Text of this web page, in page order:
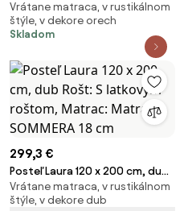
Rošt: Bez roštu, Matrac:
Matrac COCO MAXI 20 cm
Vrátane matraca, v rustikálnom
štýle, v dekore orech
Skladom
299,3 €
Posteľ Laura 120 x 200 cm, dub
Rošt: S latkovým roštom,
Matrac: Matrac SOMMERA 18
Vrátane matraca, v rustikálnom
štýle, v dekore dub